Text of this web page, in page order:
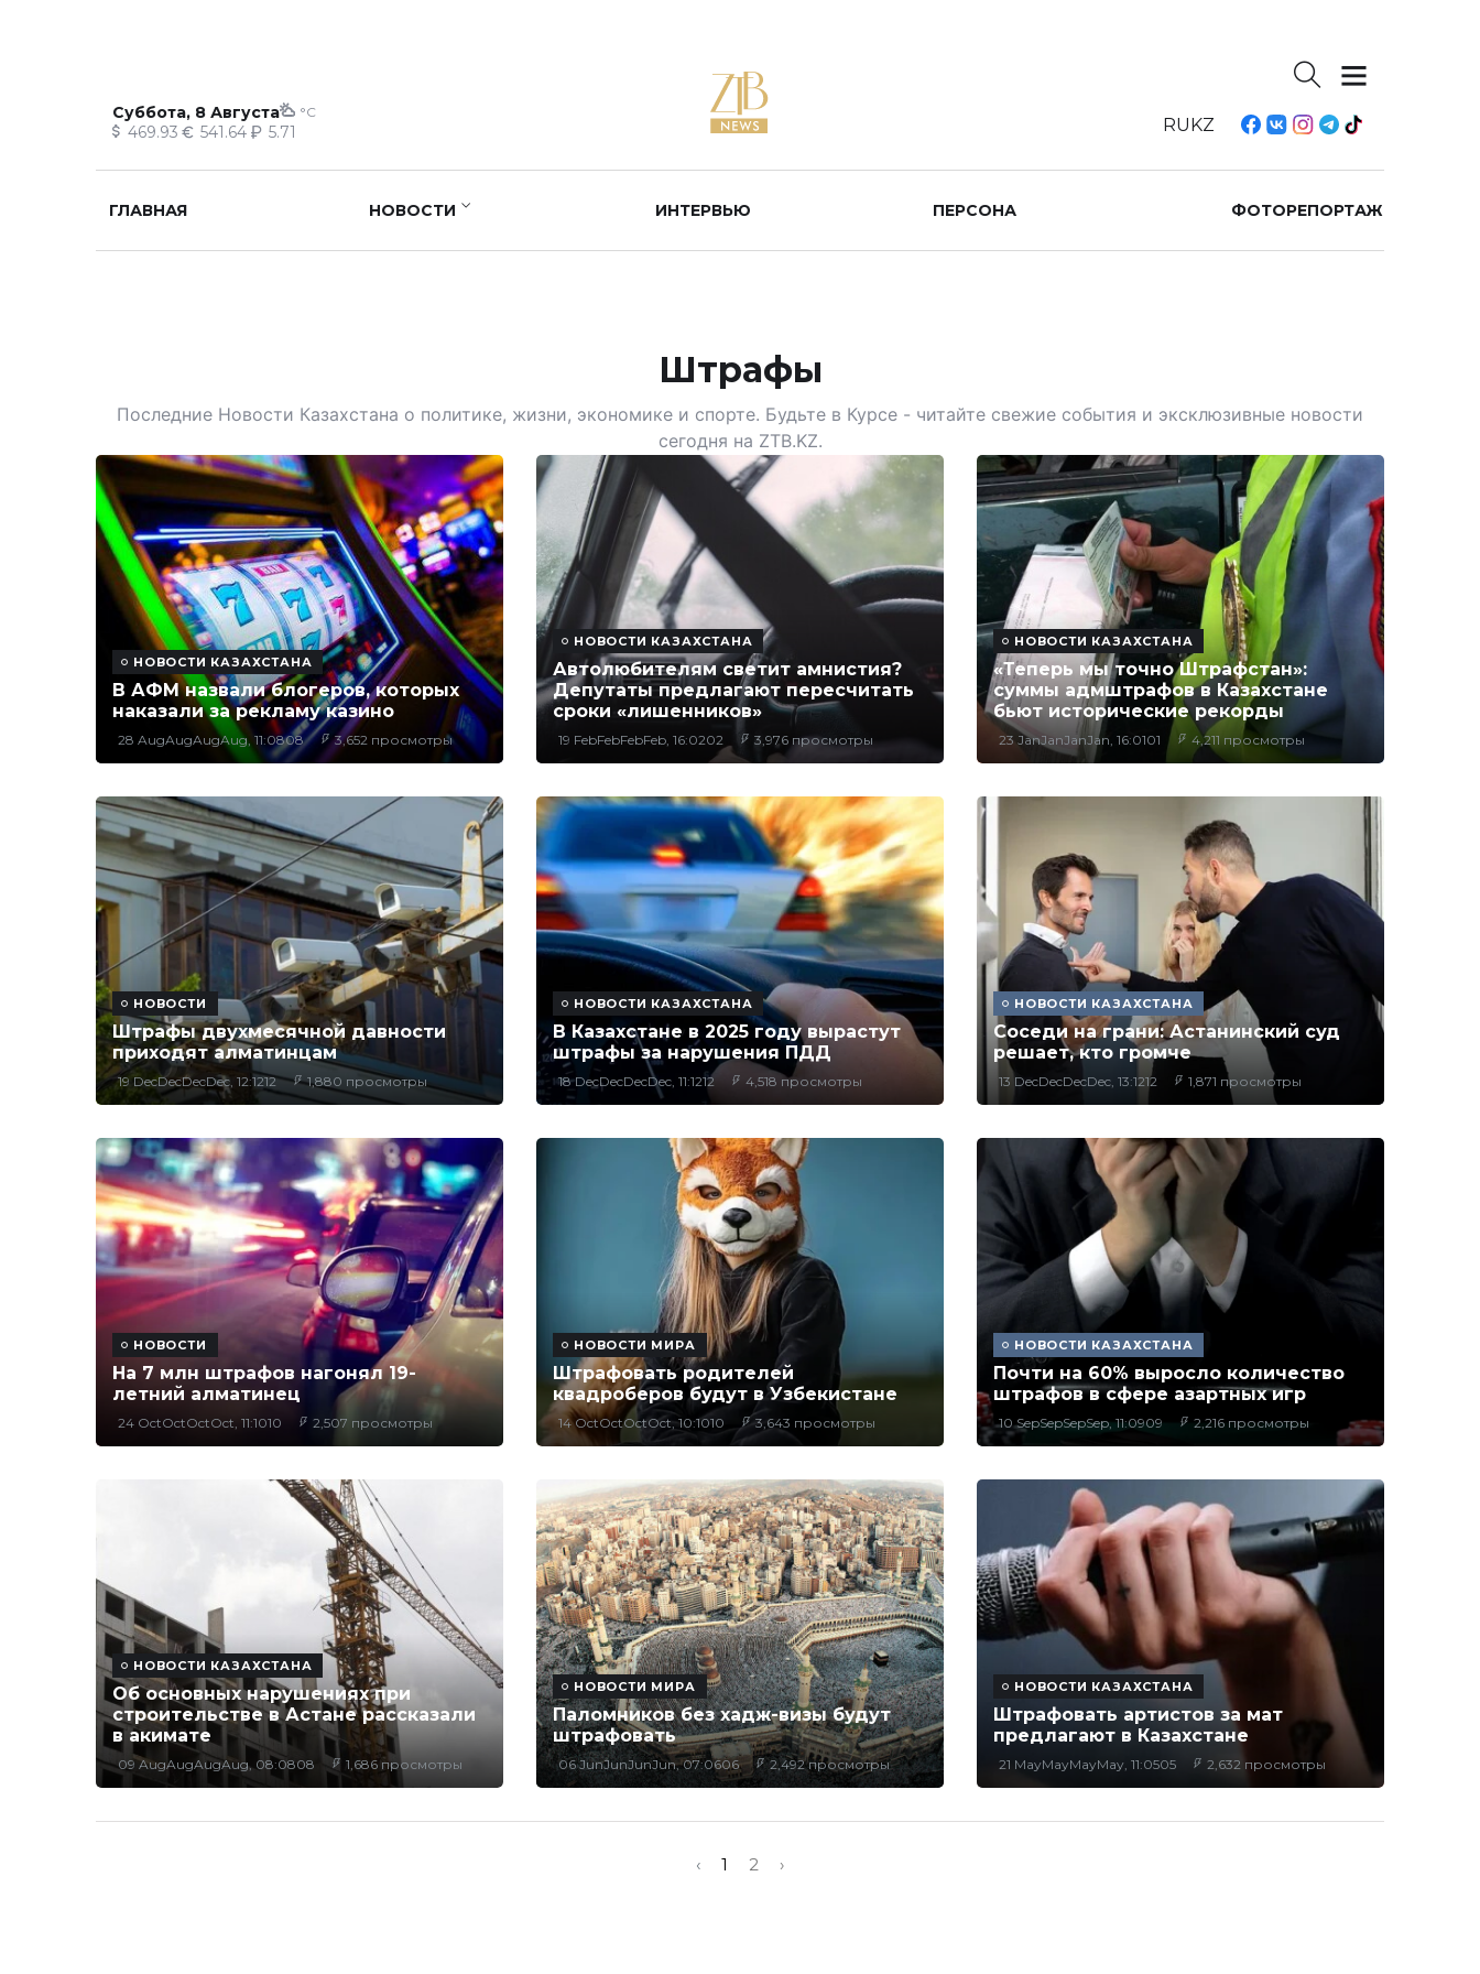
Суббота, 8 Августа °C
469.93 541.64 5.71 RUKZ
ГЛАВНАЯ НОВОСТИ ИНТЕРВЬЮ ПЕРСОНА ФОТОРЕПОРТАЖ
Штрафы
Последние Новости Казахстана о политике, жизни, экономике и спорте. Будьте в Курсе - читайте свежие события и эксклюзивные новости
сегодня на ZTB.KZ.
НОВОСТИ КАЗАХСТАНА
В АФМ назвали блогеров, которых
наказали за рекламу казино
28 AugAugAugAug, 11:0808 3,652 просмотры
НОВОСТИ КАЗАХСТАНА
Автолюбителям светит амнистия?
Депутаты предлагают пересчитать
сроки «лишенников»
19 FebFebFebFeb, 16:0202 3,976 просмотры
НОВОСТИ КАЗАХСТАНА
«Теперь мы точно Штрафстан»:
суммы адмштрафов в Казахстане
бьют исторические рекорды
23 JanJanJanJan, 16:0101 4,211 просмотры
НОВОСТИ
Штрафы двухмесячной давности
приходят алматинцам
19 DecDecDecDec, 12:1212 1,880 просмотры
НОВОСТИ КАЗАХСТАНА
В Казахстане в 2025 году вырастут
штрафы за нарушения ПДД
18 DecDecDecDec, 11:1212 4,518 просмотры
НОВОСТИ КАЗАХСТАНА
Соседи на грани: Астанинский суд
решает, кто громче
13 DecDecDecDec, 13:1212 1,871 просмотры
НОВОСТИ
На 7 млн штрафов нагонял 19-
летний алматинец
24 OctOctOctOct, 11:1010 2,507 просмотры
НОВОСТИ МИРА
Штрафовать родителей
квадроберов будут в Узбекистане
14 OctOctOctOct, 10:1010 3,643 просмотры
НОВОСТИ КАЗАХСТАНА
Почти на 60% выросло количество
штрафов в сфере азартных игр
10 SepSepSepSep, 11:0909 2,216 просмотры
НОВОСТИ КАЗАХСТАНА
Об основных нарушениях при
строительстве в Астане рассказали
в акимате
09 AugAugAugAug, 08:0808 1,686 просмотры
НОВОСТИ МИРА
Паломников без хадж-визы будут
штрафовать
06 JunJunJunJun, 07:0606 2,492 просмотры
НОВОСТИ КАЗАХСТАНА
Штрафовать артистов за мат
предлагают в Казахстане
21 MayMayMayMay, 11:0505 2,632 просмотры
‹ 1 2 ›